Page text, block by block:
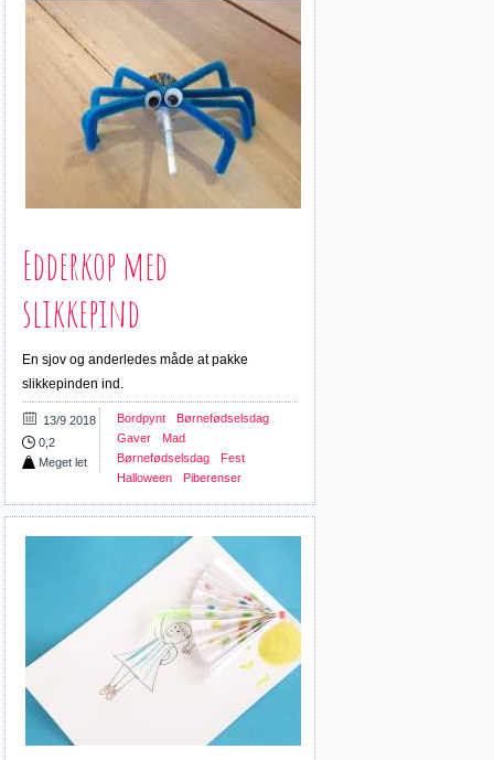
Edderkop med
slikkepind
En sjov og anderledes måde at pakke
slikkepinden ind.
13/9 2018
0,2
Meget let
Bordpynt
Børnefødselsdag
Gaver
Mad
Børnefødselsdag
Fest
Halloween
Piberenser